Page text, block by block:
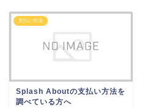
支払い方法
Splash Aboutの支払い方法を
調べている方へ